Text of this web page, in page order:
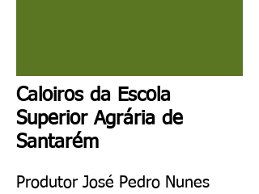
Caloiros da Escola
Superior Agrária de
Santarém
Produtor José Pedro Nunes